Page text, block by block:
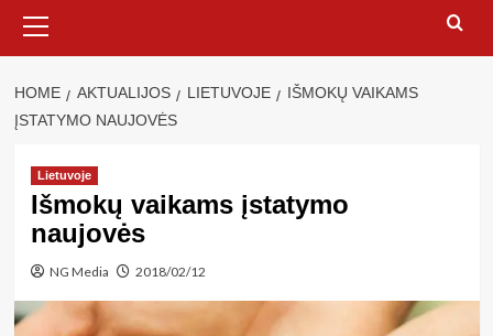
Menu
HOME AKTUALIJOS LIETUVOJE
IŠMOKŲ VAIKAMS
ĮSTATYMO NAUJOVĖS
Lietuvoje
Išmokų vaikams įstatymo
naujovės
NG Media 2018/02/12